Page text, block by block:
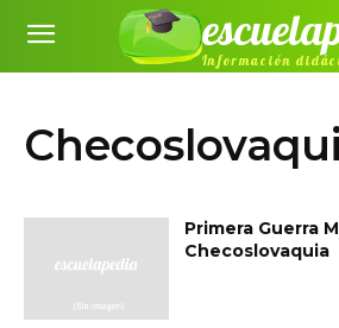
Información
Primera Guerra
Checoslovaquia